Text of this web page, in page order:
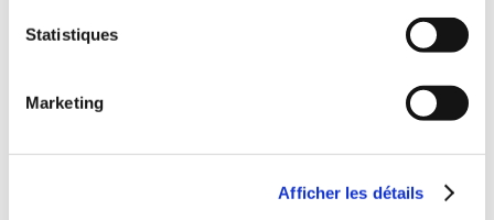
Statistiques
Marketing
Afficher les détails
3 courts entourées des meilleurs paysages